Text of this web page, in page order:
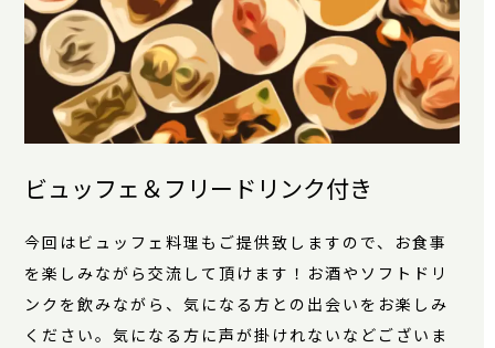
ビュッフェ＆フリードリンク付き
今回はビュッフェ料理もご提供致しますので、お食事
を楽しみながら交流して頂けます！お酒やソフトドリ
ンクを飲みながら、気になる方との出会いをお楽しみ
ください。気になる方に声が掛けれないなどございま